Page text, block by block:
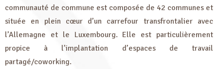
communauté de commune est composée de 42 communes et
située en plein cœur d’un carrefour transfrontalier avec
l’Allemagne et le Luxembourg. Elle est particulièrement
propice à l’implantation d’espaces de travail
partagé/coworking.